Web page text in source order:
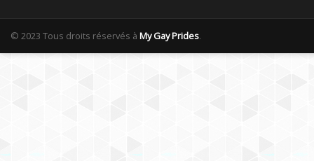
© 2023 Tous droits réservés à My Gay Prides.